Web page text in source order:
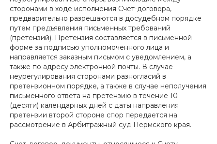
сторонами в ходе исполнения Счет-договора,
предварительно разрешаются в досудебном порядке
путем предъявления письменных требований
(претензий). Претензия составляется в письменной
форме за подписью уполномоченного лица и
направляется заказным письмом с уведомлением, а
также по адресу электронной почты. В случае
неурегулирования сторонами разногласий в
претензионном порядке, а также в случае неполучения
письменного ответа на претензию в течение 10
(десяти) календарных дней с даты направления
претензии второй стороне спор передается на
рассмотрение в Арбитражный суд Пермского края.